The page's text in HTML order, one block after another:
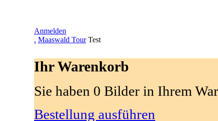
Anmelden
. Maaswald Tour Test
Ihr Warenkorb
Sie haben 0 Bilder in Ihrem
Bestellung ausführen